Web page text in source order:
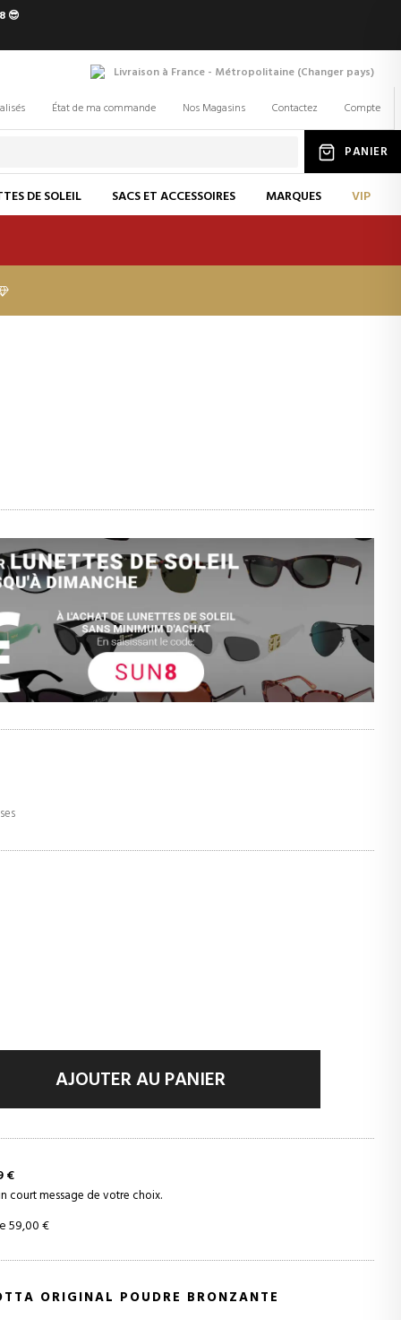
😎
Livraison à France - Métropolitaine (Changer pays)
État de ma commande Nos Magasins Contactez Compte
PANIER
DE SOLEIL SACS ET ACCESSOIRES MARQUES VIP
AJOUTER AU PANIER
€
court message de votre choix.
59,00 €
ORIGINAL POUDRE BRONZANTE